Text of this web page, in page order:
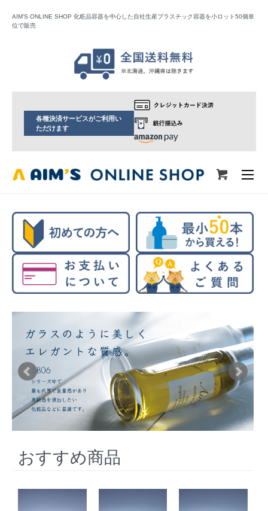
AIM'S ONLINE SHOP 化粧品容器を中心した自社生産プラスチック容器を小ロット50個単
位で販売
各種決済サービスがご利用い
ただけます
おすすめ商品